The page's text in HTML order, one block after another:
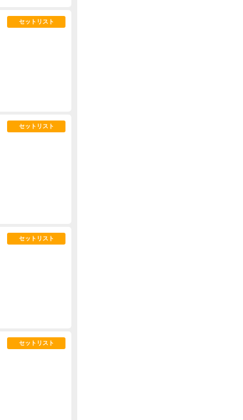
セットリスト
セットリスト
セットリスト
セットリスト